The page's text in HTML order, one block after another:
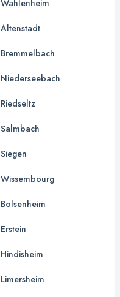
Wahlenheim
Altenstadt
Bremmelbach
Niederseebach
Riedseltz
Salmbach
Siegen
Wissembourg
Bolsenheim
Erstein
Hindisheim
Limersheim